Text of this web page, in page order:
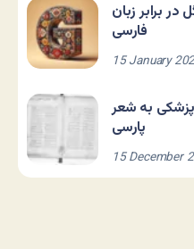
برابر زبان
فارسی
15 January
به شعر
پارسی
15 December